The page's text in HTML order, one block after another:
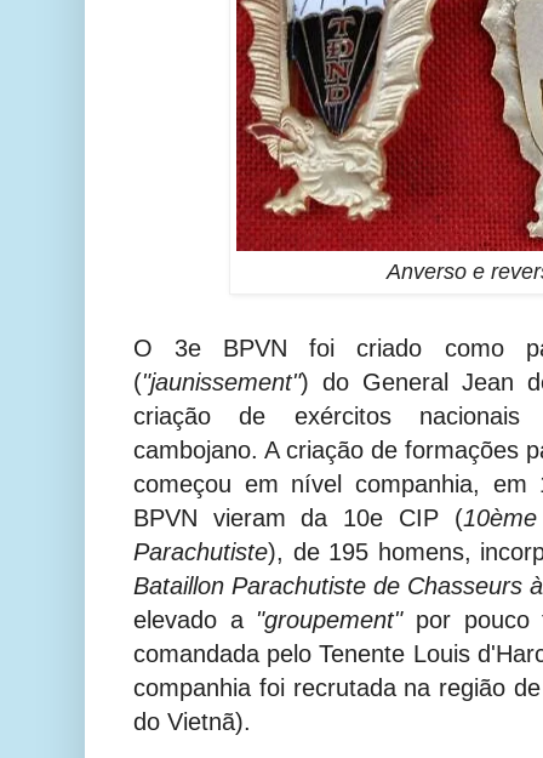
Anverso e
O 3e BPVN foi criado como
("jaunissement") do General Jean
criação de exércitos nacionais
cambojano. A criação de formações
começou em nível companhia,
BPVN vieram da 10e CIP (
Parachutiste), de 195 homens,
Bataillon Parachutiste de Chasseurs
elevado a "groupement" por pouco
comandada pelo Tenente Louis
companhia foi recrutada na região
do Vietnã).